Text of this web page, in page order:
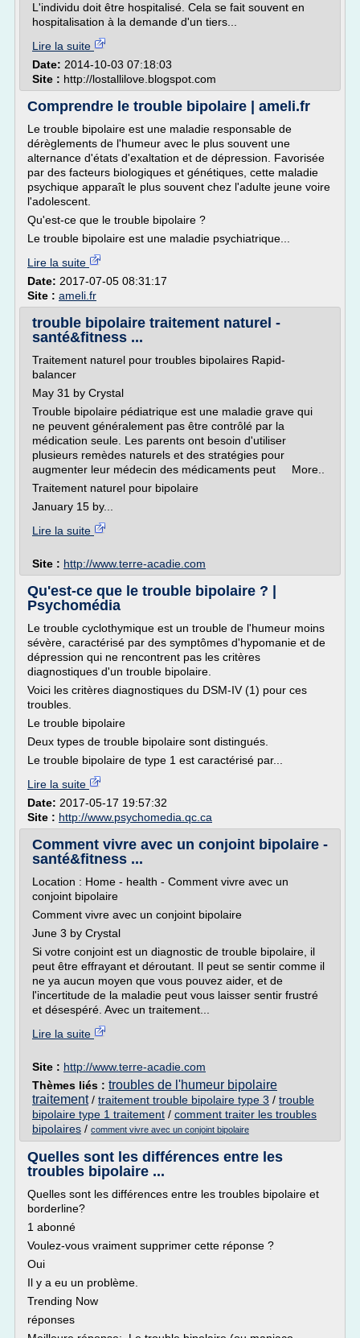
L'individu doit être hospitalisé. Cela se fait souvent en
hospitalisation à la demande d'un tiers...
Lire la suite
Date: 2014-10-03 07:18:03
Site : http://lostallilove.blogspot.com
Comprendre le trouble bipolaire | ameli.fr
Le trouble bipolaire est une maladie responsable de
dérèglements de l'humeur avec le plus souvent une
alternance d'états d'exaltation et de dépression. Favorisée
par des facteurs biologiques et génétiques, cette maladie
psychique apparaît le plus souvent chez l'adulte jeune voire
l'adolescent.
Qu'est-ce que le trouble bipolaire ?
Le trouble bipolaire est une maladie psychiatrique...
Lire la suite
Date: 2017-07-05 08:31:17
Site : ameli.fr
trouble bipolaire traitement naturel -
santé&fitness ...
Traitement naturel pour troubles bipolaires Rapid-
balancer
May 31 by Crystal
Trouble bipolaire pédiatrique est une maladie grave qui
ne peuvent généralement pas être contrôlé par la
médication seule. Les parents ont besoin d'utiliser
plusieurs remèdes naturels et des stratégies pour
augmenter leur médecin des médicaments peut More..
Traitement naturel pour bipolaire
January 15 by...
Lire la suite
Site : http://www.terre-acadie.com
Qu'est-ce que le trouble bipolaire ? |
Psychomédia
Le trouble cyclothymique est un trouble de l'humeur moins
sévère, caractérisé par des symptômes d'hypomanie et de
dépression qui ne rencontrent pas les critères
diagnostiques d'un trouble bipolaire.
Voici les critères diagnostiques du DSM-IV (1) pour ces
troubles.
Le trouble bipolaire
Deux types de trouble bipolaire sont distingués.
Le trouble bipolaire de type 1 est caractérisé par...
Lire la suite
Date: 2017-05-17 19:57:32
Site : http://www.psychomedia.qc.ca
Comment vivre avec un conjoint bipolaire -
santé&fitness ...
Location : Home - health - Comment vivre avec un
conjoint bipolaire
Comment vivre avec un conjoint bipolaire
June 3 by Crystal
Si votre conjoint est un diagnostic de trouble bipolaire, il
peut être effrayant et déroutant. Il peut se sentir comme il
ne ya aucun moyen que vous pouvez aider, et de
l'incertitude de la maladie peut vous laisser sentir frustré
et désespéré. Avec un traitement...
Lire la suite
Site : http://www.terre-acadie.com
Thèmes liés : troubles de l'humeur bipolaire
traitement/ traitement trouble bipolaire type 3 / trouble
bipolaire type 1 traitement / comment traiter les troubles
bipolaires / comment vivre avec un conjoint bipolaire
Quelles sont les différences entre les
troubles bipolaire ...
Quelles sont les différences entre les troubles bipolaire et
borderline?
1 abonné
Voulez-vous vraiment supprimer cette réponse ?
Oui
Il y a eu un problème.
Trending Now
réponses